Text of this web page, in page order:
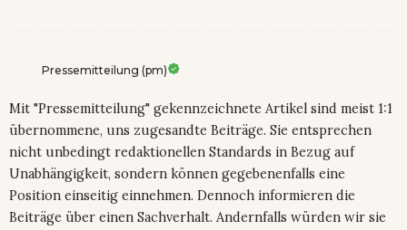
Pressemitteilung (pm)
Mit "Pressemitteilung" gekennzeichnete Artikel sind meist 1:1
übernommene, uns zugesandte Beiträge. Sie entsprechen
nicht unbedingt redaktionellen Standards in Bezug auf
Unabhängigkeit, sondern können gegebenenfalls eine
Position einseitig einnehmen. Dennoch informieren die
Beiträge über einen Sachverhalt. Andernfalls würden wir sie